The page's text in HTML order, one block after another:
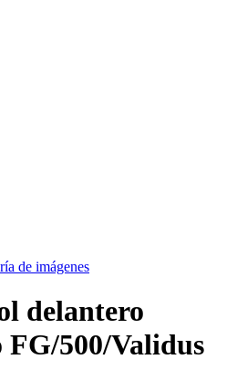
de imágenes
delantero
FG/500/Validus